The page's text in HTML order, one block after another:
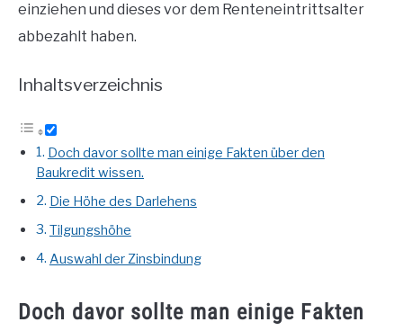
einziehen und dieses vor dem Renteneintrittsalter
abbezahlt haben.
Inhaltsverzeichnis
Doch davor sollte man einige Fakten über den
Baukredit wissen.
Die Höhe des Darlehens
Tilgungshöhe
Auswahl der Zinsbindung
Doch davor sollte man einige Fakten